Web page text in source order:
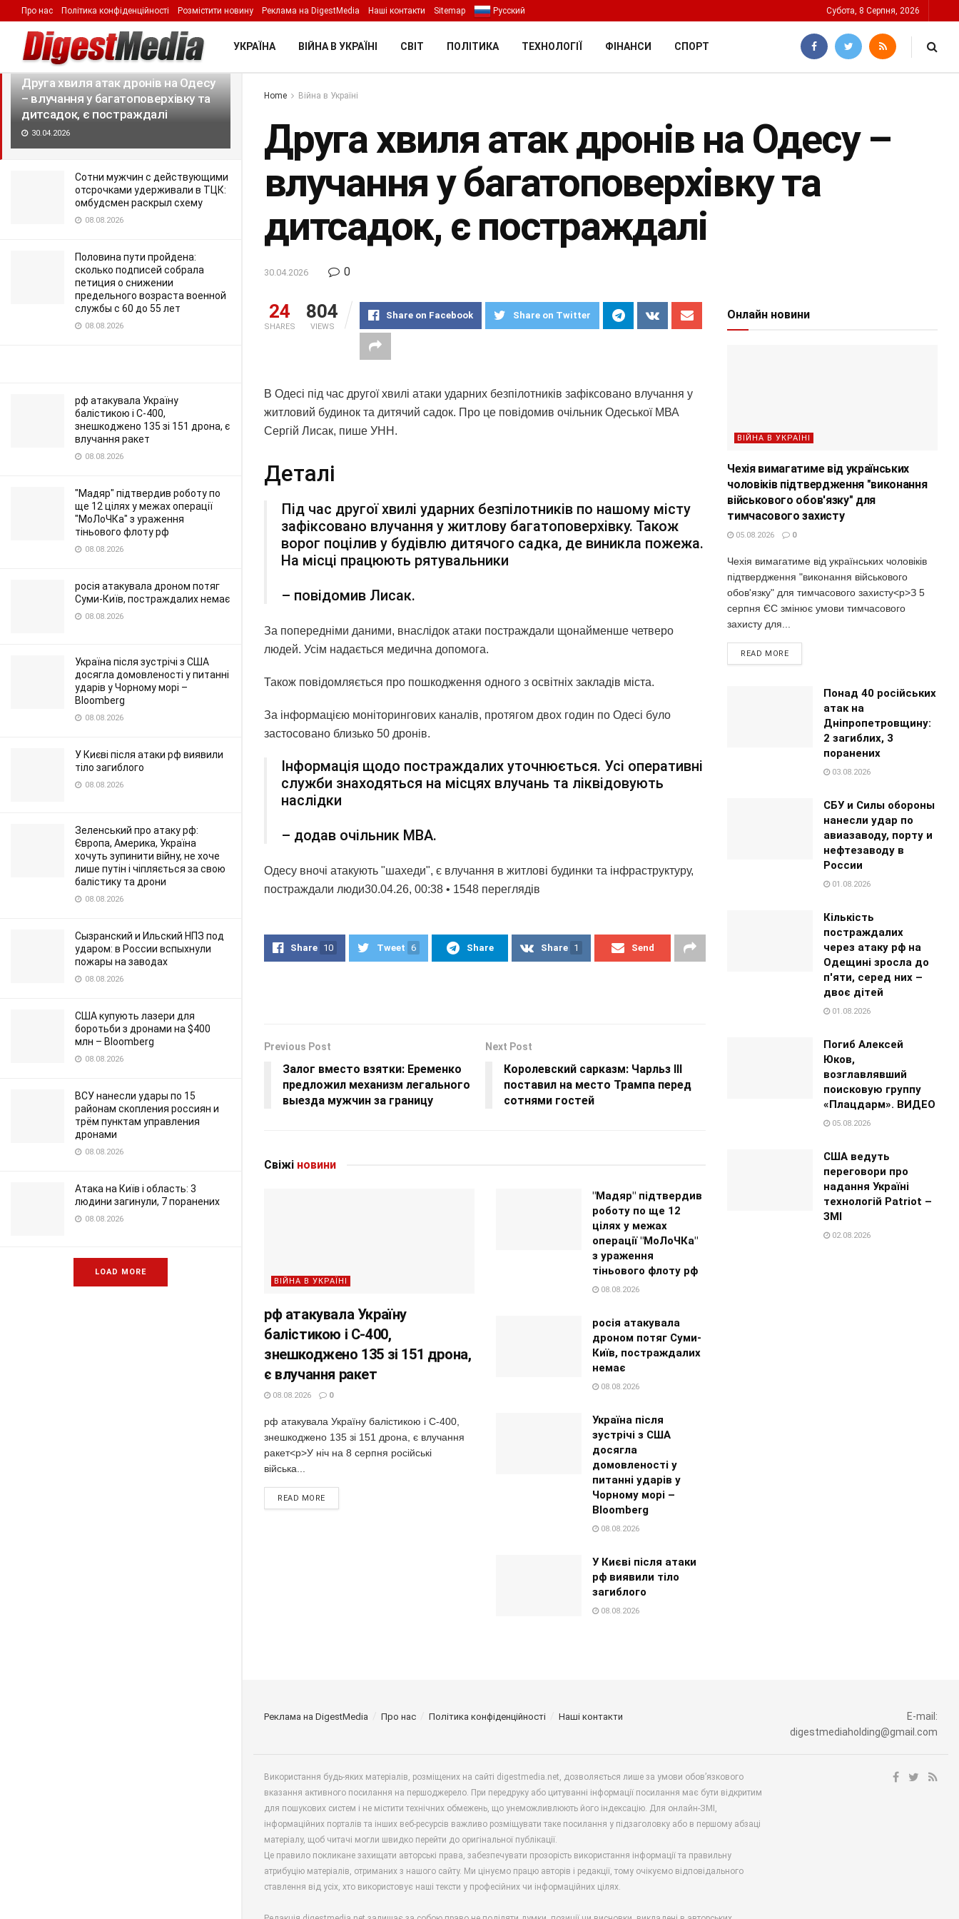
LATEST TRENDING Filter
Друга хвиля атак дронів на Одесу
– влучання у багатоповерхівку та
дитсадок, є постраждалі
30.04.2026
Сотни мужчин с действующими
отсрочками удерживали в ТЦК:
омбудсмен раскрыл схему
08.08.2026
Половина пути пройдена:
сколько подписей собрала
петиция о снижении
предельного возраста военной
службы с 60 до 55 лет
08.08.2026
рф атакувала Україну
балістикою і С-400,
знешкоджено 135 зі 151 дрона, є
влучання ракет
08.08.2026
"Мадяр" підтвердив роботу по
ще 12 цілях у межах операції
"МоЛоЧКа" з ураження
тіньового флоту рф
08.08.2026
росія атакувала дроном потяг
Суми-Київ, постраждалих немає
08.08.2026
Україна після зустрічі з США
досягла домовленості у питанні
ударів у Чорному морі –
Bloomberg
08.08.2026
У Києві після атаки рф виявили
тіло загиблого
08.08.2026
Зеленський про атаку рф:
Європа, Америка, Україна
хочуть зупинити війну, не хоче
лише путін і чіпляється за свою
балістику та дрони
08.08.2026
Сызранский и Ильский НПЗ под
ударом: в России вспыхнули
пожары на заводах
08.08.2026
США купують лазери для
боротьби з дронами на $400
млн – Bloomberg
08.08.2026
ВСУ нанесли удары по 15
районам скопления россиян и
трём пунктам управления
дронами
08.08.2026
Атака на Київ і область: 3
людини загинули, 7 поранених
08.08.2026
LOAD MORE
Про нас Політика конфіденційності Розмістити новину Реклама на DigestMedia Наші контакти Sitemap Русский Субота, 8 Серпня, 2026
УКРАЇНА ВІЙНА В УКРАЇНІ СВІТ ПОЛІТИКА ТЕХНОЛОГІЇ ФІНАНСИ СПОРТ
Home Війна в Україні
Друга хвиля атак дронів на Одесу –
влучання у багатоповерхівку та
дитсадок, є постраждалі
30.04.2026 0
24
SHARES
804
VIEWS
Share on Facebook Share on Twitter
В Одесі під час другої хвилі атаки ударних безпілотників зафіксовано влучання у
житловий будинок та дитячий садок. Про це повідомив очільник Одеської МВА
Сергій Лисак, пише УНН.
Деталі
Під час другої хвилі ударних безпілотників по нашому місту
зафіксовано влучання у житлову багатоповерхівку. Також
ворог поцілив у будівлю дитячого садка, де виникла пожежа.
На місці працюють рятувальники
– повідомив Лисак.
За попередніми даними, внаслідок атаки постраждали щонайменше четверо
людей. Усім надається медична допомога.
Також повідомляється про пошкодження одного з освітніх закладів міста.
За інформацією моніторингових каналів, протягом двох годин по Одесі було
застосовано близько 50 дронів.
Інформація щодо постраждалих уточнюється. Усі оперативні
служби знаходяться на місцях влучань та ліквідовують
наслідки
– додав очільник МВА.
Одесу вночі атакують "шахеди", є влучання в житлові будинки та інфраструктуру,
постраждали люди30.04.26, 00:38 • 1548 переглядiв
Share 10 Tweet 6 Share Share 1 Send
Previous Post
Залог вместо взятки: Еременко
предложил механизм легального
выезда мужчин за границу
Next Post
Королевский сарказм: Чарльз III
поставил на место Трампа перед
сотнями гостей
Свіжі новини
ВІЙНА В УКРАЇНІ
рф атакувала Україну
балістикою і С-400,
знешкоджено 135 зі 151 дрона,
є влучання ракет
08.08.2026 0
рф атакувала Україну балістикою і С-400,
знешкоджено 135 зі 151 дрона, є влучання
ракет<p>У ніч на 8 серпня російські
війська...
READ MORE
"Мадяр" підтвердив
роботу по ще 12
цілях у межах
операції "МоЛоЧКа"
з ураження
тіньового флоту рф
08.08.2026
росія атакувала
дроном потяг Суми-
Київ, постраждалих
немає
08.08.2026
Україна після
зустрічі з США
досягла
домовленості у
питанні ударів у
Чорному морі –
Bloomberg
08.08.2026
У Києві після атаки
рф виявили тіло
загиблого
08.08.2026
Онлайн новини
ВІЙНА В УКРАЇНІ
Чехія вимагатиме від українських
чоловіків підтвердження "виконання
військового обов'язку" для
тимчасового захисту
05.08.2026 0
Чехія вимагатиме від українських чоловіків
підтвердження "виконання військового
обов'язку" для тимчасового захисту<p>З 5
серпня ЄС змінює умови тимчасового
захисту для...
READ MORE
Понад 40 російських
атак на
Дніпропетровщину:
2 загиблих, 3
поранених
03.08.2026
СБУ и Силы обороны
нанесли удар по
авиазаводу, порту и
нефтезаводу в
России
01.08.2026
Кількість
постраждалих
через атаку рф на
Одещині зросла до
п'яти, серед них –
двоє дітей
01.08.2026
Погиб Алексей
Юков,
возглавлявший
поисковую группу
«Плацдарм». ВИДЕО
05.08.2026
США ведуть
переговори про
надання Україні
технологій Patriot –
ЗМІ
02.08.2026
Реклама на DigestMedia Про нас Політика конфіденційності Наші контакти
E-mail:
digestmediaholding@gmail.com
Використання будь-яких матеріалів, розміщених на сайті digestmedia.net, дозволяється лише за умови обов’язкового
вказання активного посилання на першоджерело. При передруку або цитуванні інформації посилання має бути відкритим
для пошукових систем і не містити технічних обмежень, що унеможливлюють його індексацію. Для онлайн-ЗМІ,
інформаційних порталів та інших веб-ресурсів важливо розміщувати таке посилання у підзаголовку або в першому абзаці
матеріалу, щоб читачі могли швидко перейти до оригінальної публікації.
Це правило покликане захищати авторські права, забезпечувати прозорість використання інформації та правильну
атрибуцію матеріалів, отриманих з нашого сайту. Ми цінуємо працю авторів і редакції, тому очікуємо відповідального
ставлення від усіх, хто використовує наші тексти у професійних чи інформаційних цілях.